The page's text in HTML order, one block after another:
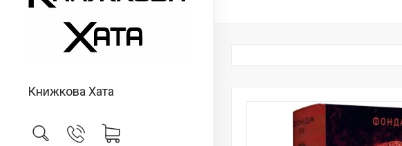
Книжкова Хата